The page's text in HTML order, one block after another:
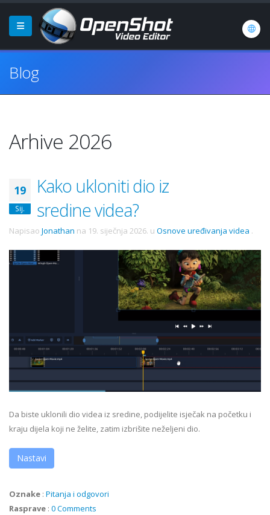
Blog
Arhive 2026
19
Sij.
Kako ukloniti dio iz
sredine videa?
Napisao Jonathan na 19. siječnja 2026. u Osnove uređivanja videa .
Da biste uklonili dio videa iz sredine, podijelite isječak na početku i
kraju dijela koji ne želite, zatim izbrišite neželjeni dio.
Nastavi
Oznake : Pitanja i odgovori
Rasprave : 0 Comments